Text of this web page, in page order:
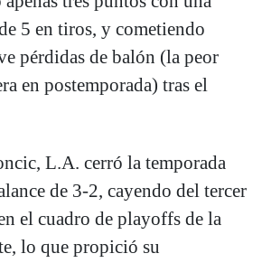
5 en tiros, y cometiendo
pérdidas de balón (la peor
en postemporada) tras el
L.A. cerró la temporada
de 3-2, cayendo del tercer
el cuadro de playoffs de la
lo que propició su